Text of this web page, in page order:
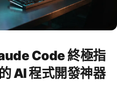
Code 終極指
AI 程式開發神器